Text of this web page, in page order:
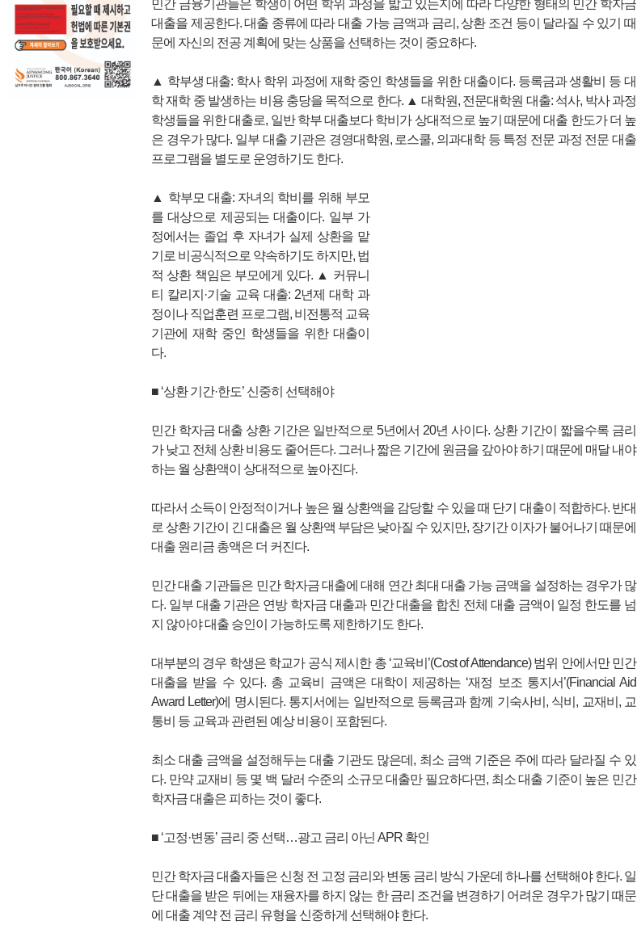
민간 금융기관들은 학생이 어떤 학위 과정을 밟고 있는지에 따라 다양한 형태의 민간 학자금
대출을 제공한다. 대출 종류에 따라 대출 가능 금액과 금리, 상환 조건 등이 달라질 수 있기 때
문에 자신의 전공 계획에 맞는 상품을 선택하는 것이 중요하다.
▲ 학부생 대출: 학사 학위 과정에 재학 중인 학생들을 위한 대출이다. 등록금과 생활비 등 대
학 재학 중 발생하는 비용 충당을 목적으로 한다. ▲ 대학원, 전문대학원 대출: 석사, 박사 과정
학생들을 위한 대출로, 일반 학부 대출보다 학비가 상대적으로 높기 때문에 대출 한도가 더 높
은 경우가 많다. 일부 대출 기관은 경영대학원, 로스쿨, 의과대학 등 특정 전문 과정 전문 대출
프로그램을 별도로 운영하기도 한다.
▲ 학부모 대출: 자녀의 학비를 위해 부모
를 대상으로 제공되는 대출이다. 일부 가
정에서는 졸업 후 자녀가 실제 상환을 맡
기로 비공식적으로 약속하기도 하지만, 법
적 상환 책임은 부모에게 있다. ▲ 커뮤니
티 칼리지·기술 교육 대출: 2년제 대학 과
정이나 직업훈련 프로그램, 비전통적 교육
기관에 재학 중인 학생들을 위한 대출이
다.
■ ‘상환 기간·한도’ 신중히 선택해야
민간 학자금 대출 상환 기간은 일반적으로 5년에서 20년 사이다. 상환 기간이 짧을수록 금리
가 낮고 전체 상환 비용도 줄어든다. 그러나 짧은 기간에 원금을 갚아야 하기 때문에 매달 내야
하는 월 상환액이 상대적으로 높아진다.
따라서 소득이 안정적이거나 높은 월 상환액을 감당할 수 있을 때 단기 대출이 적합하다. 반대
로 상환 기간이 긴 대출은 월 상환액 부담은 낮아질 수 있지만, 장기간 이자가 불어나기 때문에
대출 원리금 총액은 더 커진다.
민간 대출 기관들은 민간 학자금 대출에 대해 연간 최대 대출 가능 금액을 설정하는 경우가 많
다. 일부 대출 기관은 연방 학자금 대출과 민간 대출을 합친 전체 대출 금액이 일정 한도를 넘
지 않아야 대출 승인이 가능하도록 제한하기도 한다.
대부분의 경우 학생은 학교가 공식 제시한 총 ‘교육비’(Cost of Attendance) 범위 안에서만 민간
대출을 받을 수 있다. 총 교육비 금액은 대학이 제공하는 ‘재정 보조 통지서’(Financial Aid
Award Letter)에 명시된다. 통지서에는 일반적으로 등록금과 함께 기숙사비, 식비, 교재비, 교
통비 등 교육과 관련된 예상 비용이 포함된다.
최소 대출 금액을 설정해두는 대출 기관도 많은데, 최소 금액 기준은 주에 따라 달라질 수 있
다. 만약 교재비 등 몇 백 달러 수준의 소규모 대출만 필요하다면, 최소 대출 기준이 높은 민간
학자금 대출은 피하는 것이 좋다.
■ ‘고정·변동’ 금리 중 선택…광고 금리 아닌 APR 확인
민간 학자금 대출자들은 신청 전 고정 금리와 변동 금리 방식 가운데 하나를 선택해야 한다. 일
단 대출을 받은 뒤에는 재융자를 하지 않는 한 금리 조건을 변경하기 어려운 경우가 많기 때문
에 대출 계약 전 금리 유형을 신중하게 선택해야 한다.